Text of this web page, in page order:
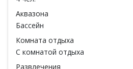
Аквазона
Бассейн
Комната отдыха
С комнатой отдыха
Развлечения